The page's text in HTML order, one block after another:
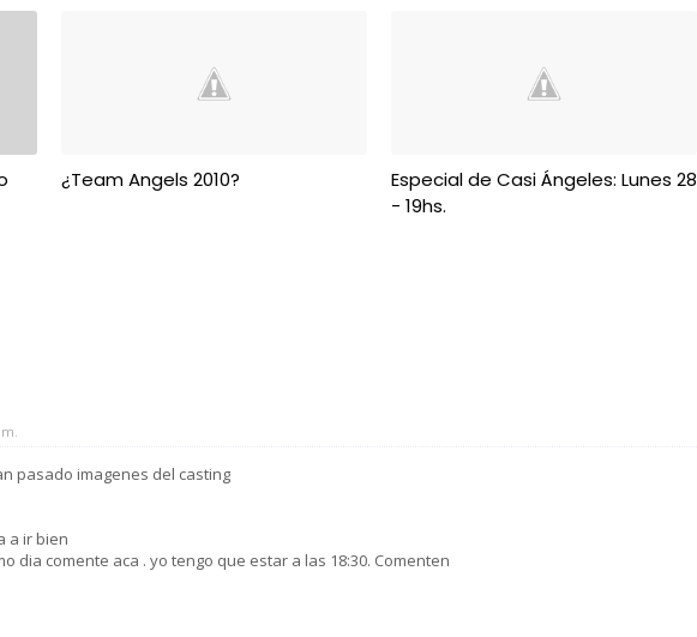
¿Team Angels 2010?
Especial de Casi Ángeles: Lunes 28
- 19hs.
pasado imagenes del casting
a ir bien
dia comente aca . yo tengo que estar a las 18:30. Comenten